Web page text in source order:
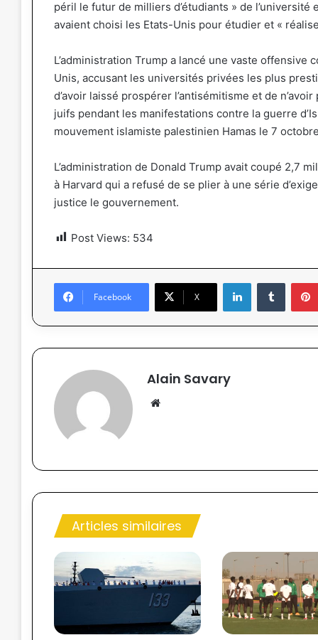
péril le futur de milliers d’étudiants » de l’université
avaient choisi les Etats-Unis pour étudier et «
L’administration Trump a lancé une vaste offensive
Unis, accusant les universités privées les plus
d’avoir laissé prospérer l’antisémitisme et de
juifs pendant les manifestations contre la guerre
mouvement islamiste palestinien Hamas le 7
L’administration de Donald Trump avait coupé 2,7
à Harvard qui a refusé de se plier à une série
justice le gouvernement.
Post Views: 534
Facebook X
Alain Savary
Articles similaires